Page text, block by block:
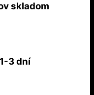
skladom
3 dní